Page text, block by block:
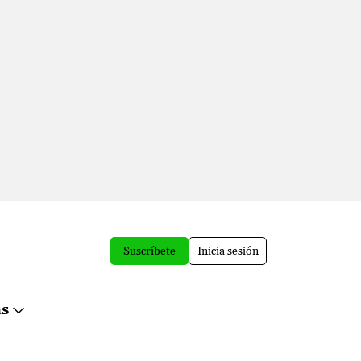
Suscríbete Inicia sesión